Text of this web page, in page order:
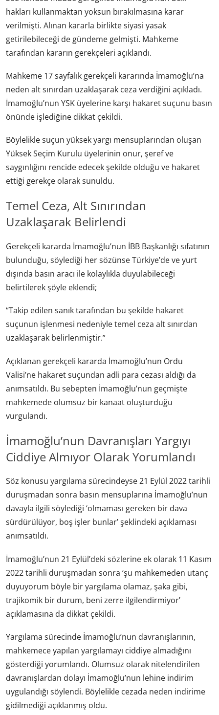
hakları kullanmaktan yoksun bırakılmasına karar
verilmişti. Alınan kararla birlikte siyasi yasak
getirilebileceği de gündeme gelmişti. Mahkeme
tarafından kararın gerekçeleri açıklandı.
Mahkeme 17 sayfalık gerekçeli kararında İmamoğlu’na
neden alt sınırdan uzaklaşarak ceza verdiğini açıkladı.
İmamoğlu’nun YSK üyelerine karşı hakaret suçunu basın
önünde işlediğine dikkat çekildi.
Böylelikle suçun yüksek yargı mensuplarından oluşan
Yüksek Seçim Kurulu üyelerinin onur, şeref ve
saygınlığını rencide edecek şekilde olduğu ve hakaret
ettiği gerekçe olarak sunuldu.
Temel Ceza, Alt Sınırından
Uzaklaşarak Belirlendi
Gerekçeli kararda İmamoğlu’nun İBB Başkanlığı sıfatının
bulunduğu, söylediği her sözünse Türkiye’de ve yurt
dışında basın aracı ile kolaylıkla duyulabileceği
belirtilerek şöyle eklendi;
“Takip edilen sanık tarafından bu şekilde hakaret
suçunun işlenmesi nedeniyle temel ceza alt sınırdan
uzaklaşarak belirlenmiştir.”
Açıklanan gerekçeli kararda İmamoğlu’nun Ordu
Valisi’ne hakaret suçundan adli para cezası aldığı da
anımsatıldı. Bu sebepten İmamoğlu’nun geçmişte
mahkemede olumsuz bir kanaat oluşturduğu
vurgulandı.
İmamoğlu’nun Davranışları Yargıyı
Ciddiye Almıyor Olarak Yorumlandı
Söz konusu yargılama sürecindeyse 21 Eylül 2022 tarihli
duruşmadan sonra basın mensuplarına İmamoğlu’nun
davayla ilgili söylediği ‘olmaması gereken bir dava
sürdürülüyor, boş işler bunlar’ şeklindeki açıklaması
anımsatıldı.
İmamoğlu’nun 21 Eylül’deki sözlerine ek olarak 11 Kasım
2022 tarihli duruşmadan sonra ‘şu mahkemeden utanç
duyuyorum böyle bir yargılama olamaz, şaka gibi,
trajikomik bir durum, beni zerre ilgilendirmiyor’
açıklamasına da dikkat çekildi.
Yargılama sürecinde İmamoğlu’nun davranışlarının,
mahkemece yapılan yargılamayı ciddiye almadığını
gösterdiği yorumlandı. Olumsuz olarak nitelendirilen
davranışlardan dolayı İmamoğlu’nun lehine indirim
uygulandığı söylendi. Böylelikle cezada neden indirime
gidilmediği açıklanmış oldu.